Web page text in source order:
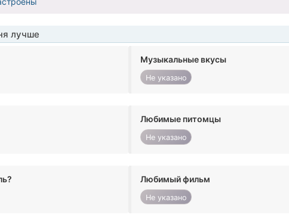
лучше
Музыкальные вкусы
Не указано
Любимые питомцы
Не указано
Любимый фильм
Не указано